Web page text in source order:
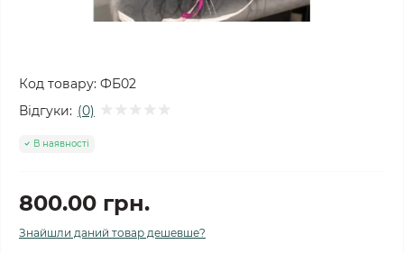
Код товару: ФБ02
Відгуки: (0)
В наявності
800.00 грн.
Знайшли даний товар дешевше?